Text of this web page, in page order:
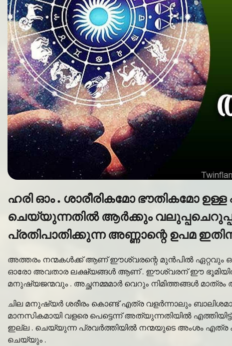
ഹരി ഓം . ശാരീരികമോ ഭൗതികമോ
ചെയ്യുന്നതിൽ ആർക്കും
പ്രതിപാതിക്കുന്ന അണ്ണാന്റെ ഉപമ
അത്തരം നന്മകൾക്ക് ആണ് ഈശ്വരന്റെ മുൻപിൽ ഏറ്റവും
ഓരോ അവതാര ലക്ഷ്യങ്ങൾ ആണ് . ഈശ്വരന് ഈ
മനുഷ്യജന്മവും . അച്ഛനമ്മമാർ വെറും നിമിത്തങ്ങൾ
ചില മനുഷ്യർ ശരീരം കൊണ്ട് എത്ര വളർന്നാലും
മാനസികമായി വളരെ പെട്ടെന്ന് അത്യുന്നതിയിൽ
ഇല്ല . ചെയ്യുന്ന പ്രവർത്തിയിൽ നന്മയുടെ അംശം
ചെയ്യും .